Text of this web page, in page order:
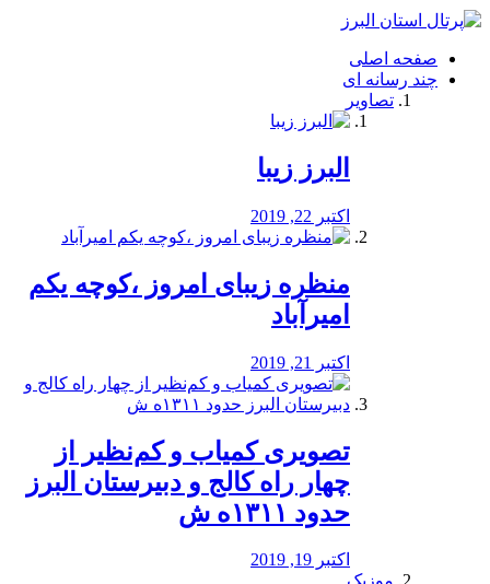
فصد
شرق
تهران
خشکشویی
صفحه اصلی
چند رسانه ای
تصاویر
البرز زیبا
اکتبر 22, 2019
منظره‌‌ زیبای امروز ،کوچه یکم
امیرآباد
اکتبر 21, 2019
️تصویری کمیاب و کم‌نظیر از
چهار راه كالج و دبيرستان البرز
حدود ۱۳۱۱ه ش
اکتبر 19, 2019